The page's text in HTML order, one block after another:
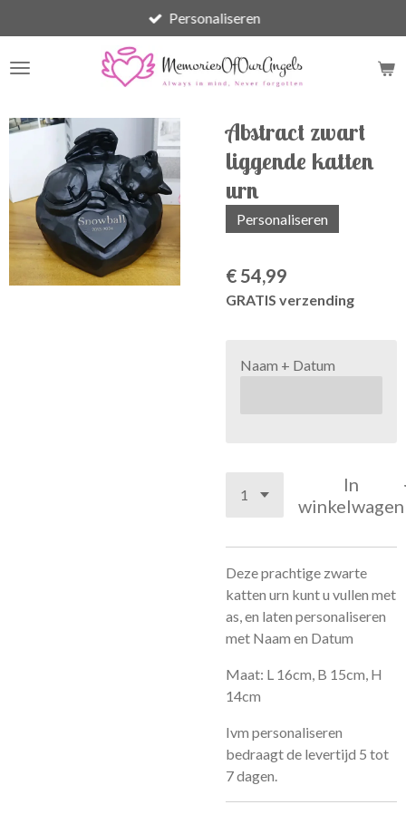
direct
naar
Personaliseren
Abstract zwart
liggende katten
urn
Personaliseren
€ 54,99
GRATIS verzending
Naam + Datum
In
winkelwagen
Deze prachtige zwarte
katten urn kunt u vullen met
as, en laten personaliseren
met Naam en Datum
Maat: L 16cm, B 15cm, H
14cm
Ivm personaliseren
bedraagt de levertijd 5 tot
7 dagen.